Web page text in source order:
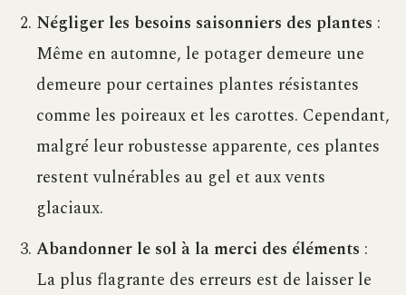
Négliger les besoins saisonniers des plantes :
Même en automne, le potager demeure une
demeure pour certaines plantes résistantes
comme les poireaux et les carottes. Cependant,
malgré leur robustesse apparente, ces plantes
restent vulnérables au gel et aux vents
glaciaux.
Abandonner le sol à la merci des éléments :
La plus flagrante des erreurs est de laisser le